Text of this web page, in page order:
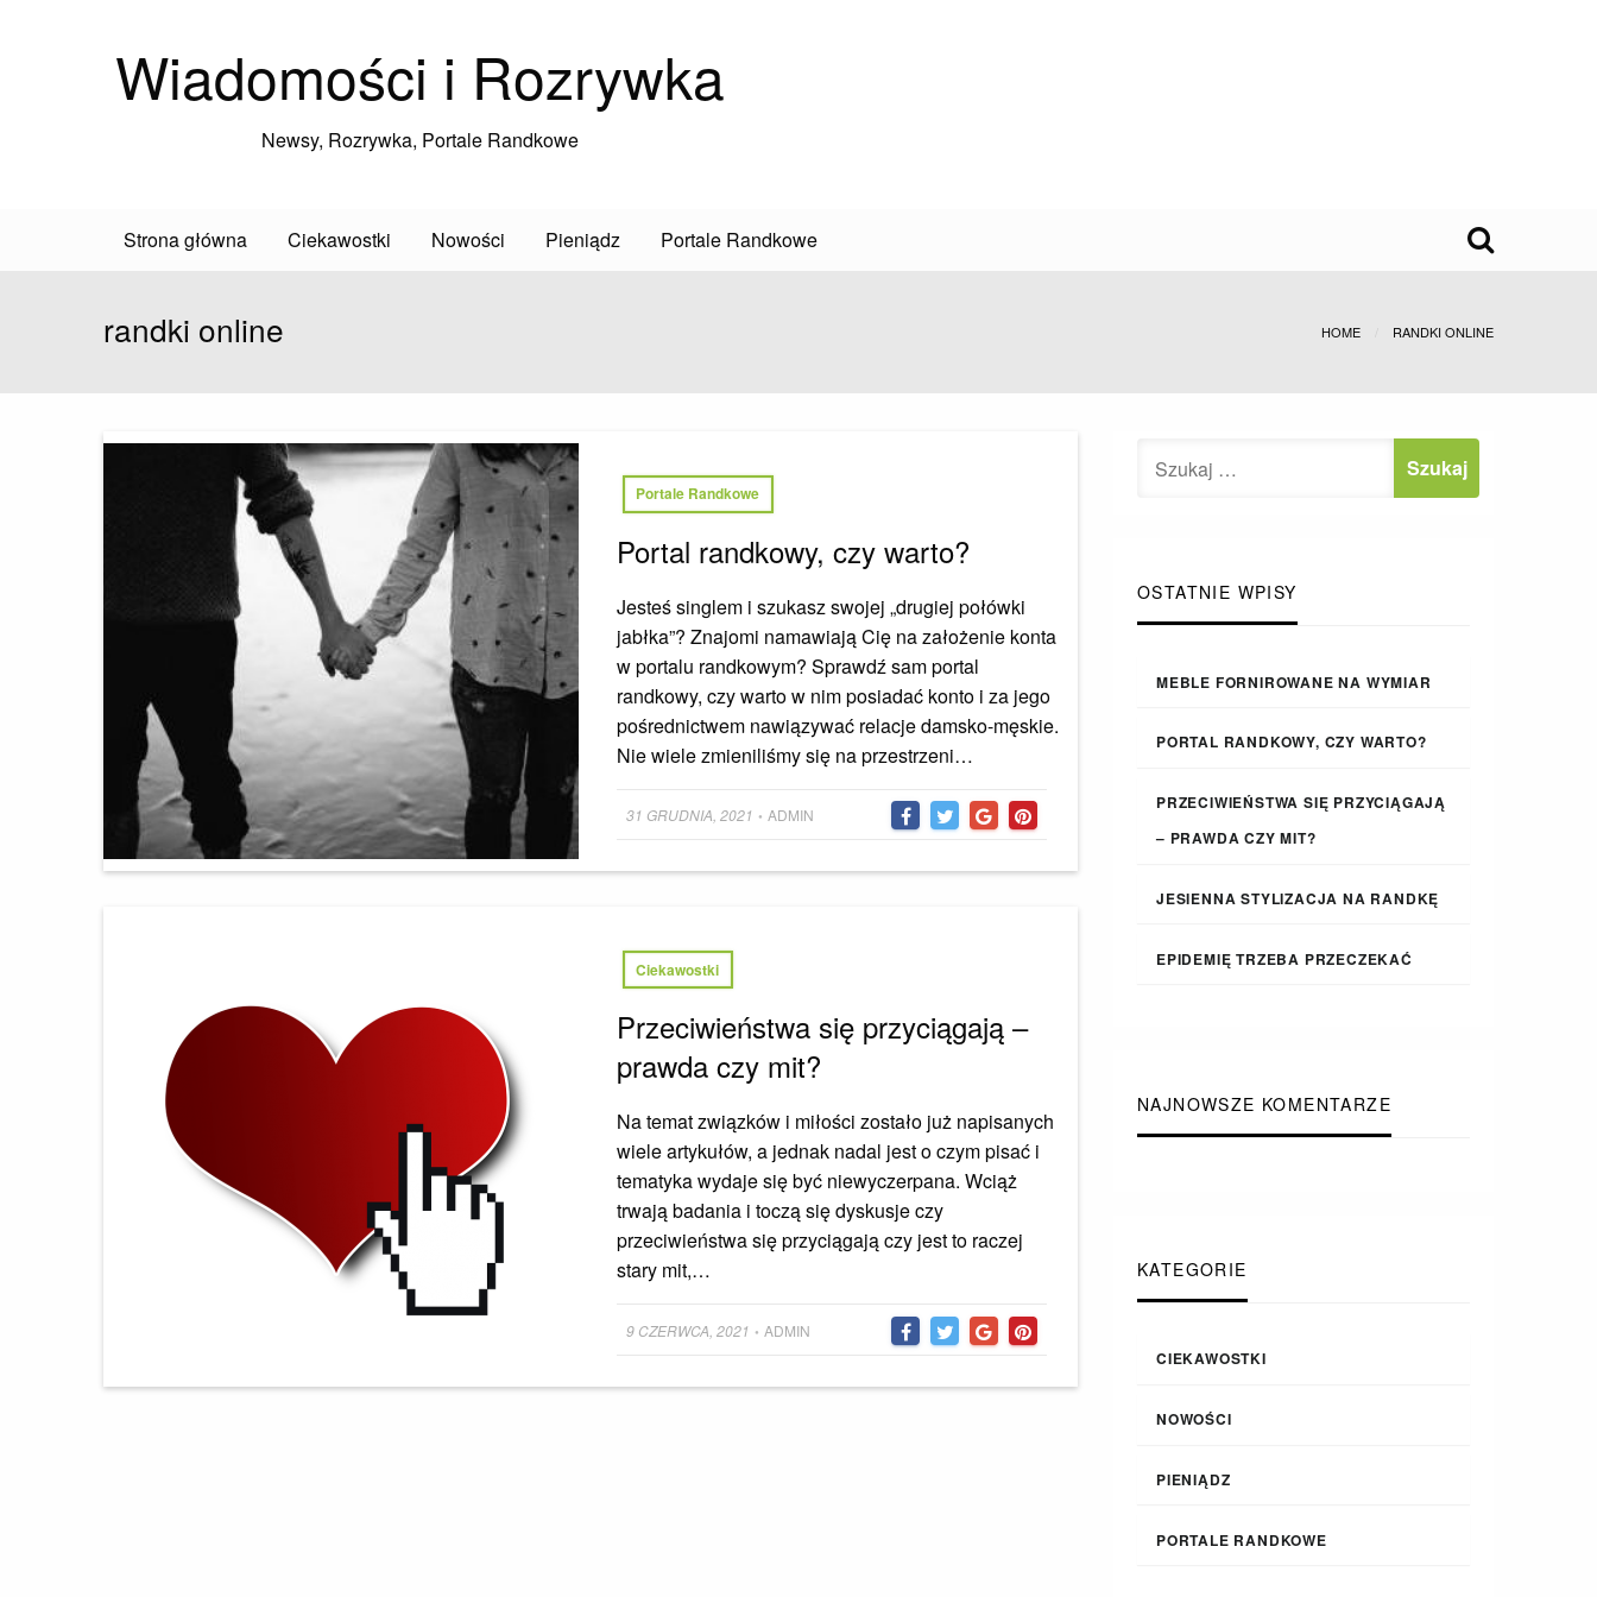
Wiadomości i Rozrywka
Newsy, Rozrywka, Portale Randkowe
Strona główna Ciekawostki Nowości Pieniądz Portale Randkowe
randki online HOME RANDKI ONLINE
Portale Randkowe
Portal randkowy, czy warto?
Jesteś singlem i szukasz swojej „drugiej połówki
jabłka”? Znajomi namawiają Cię na założenie konta
w portalu randkowym? Sprawdź sam portal
randkowy, czy warto w nim posiadać konto i za jego
pośrednictwem nawiązywać relacje damsko-męskie.
Nie wiele zmieniliśmy się na przestrzeni…
Posted
31 GRUDNIA, 2021 • ADMIN
Ciekawostki
Przeciwieństwa się przyciągają –
prawda czy mit?
Na temat związków i miłości zostało już napisanych
wiele artykułów, a jednak nadal jest o czym pisać i
tematyka wydaje się być niewyczerpana. Wciąż
trwają badania i toczą się dyskusje czy
przeciwieństwa się przyciągają czy jest to raczej
stary mit,…
Posted
9 CZERWCA, 2021 • ADMIN
OSTATNIE WPISY
MEBLE FORNIROWANE NA WYMIAR
PORTAL RANDKOWY, CZY WARTO?
PRZECIWIEŃSTWA SIĘ PRZYCIĄGAJĄ
– PRAWDA CZY MIT?
JESIENNA STYLIZACJA NA RANDKĘ
EPIDEMIĘ TRZEBA PRZECZEKAĆ
NAJNOWSZE KOMENTARZE
KATEGORIE
CIEKAWOSTKI
NOWOŚCI
PIENIĄDZ
PORTALE RANDKOWE